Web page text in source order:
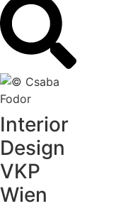
Interior
Design
VKP
Wien